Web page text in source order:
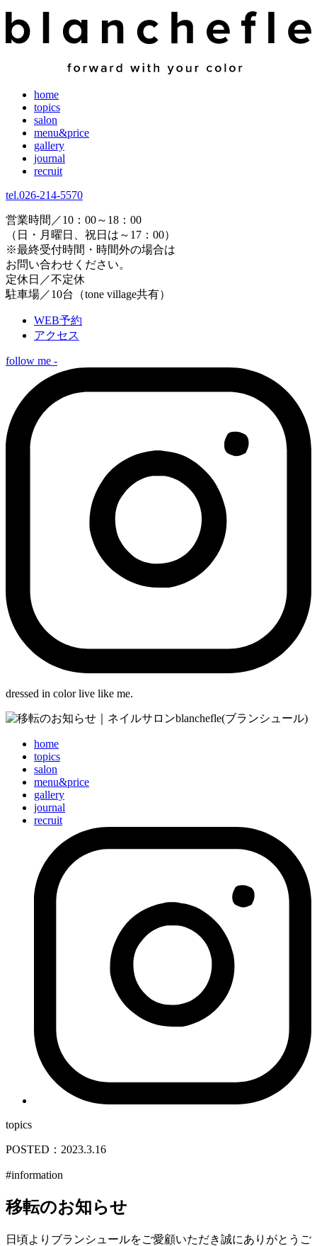
home
topics
salon
menu&price
gallery
journal
recruit
tel.026-214-5570
営業時間／10：00～18：00
（日・月曜日、祝日は～17：00）
※最終受付時間・時間外の場合は
お問い合わせください。
定休日／不定休
駐車場／10台（tone village共有）
WEB予約
アクセス
follow me -
dressed in color live like me.
home
topics
salon
menu&price
gallery
journal
recruit
topics
POSTED：2023.3.16
#information
移転のお知らせ
日頃よりブランシュールをご愛顧いただき誠にありがとうご